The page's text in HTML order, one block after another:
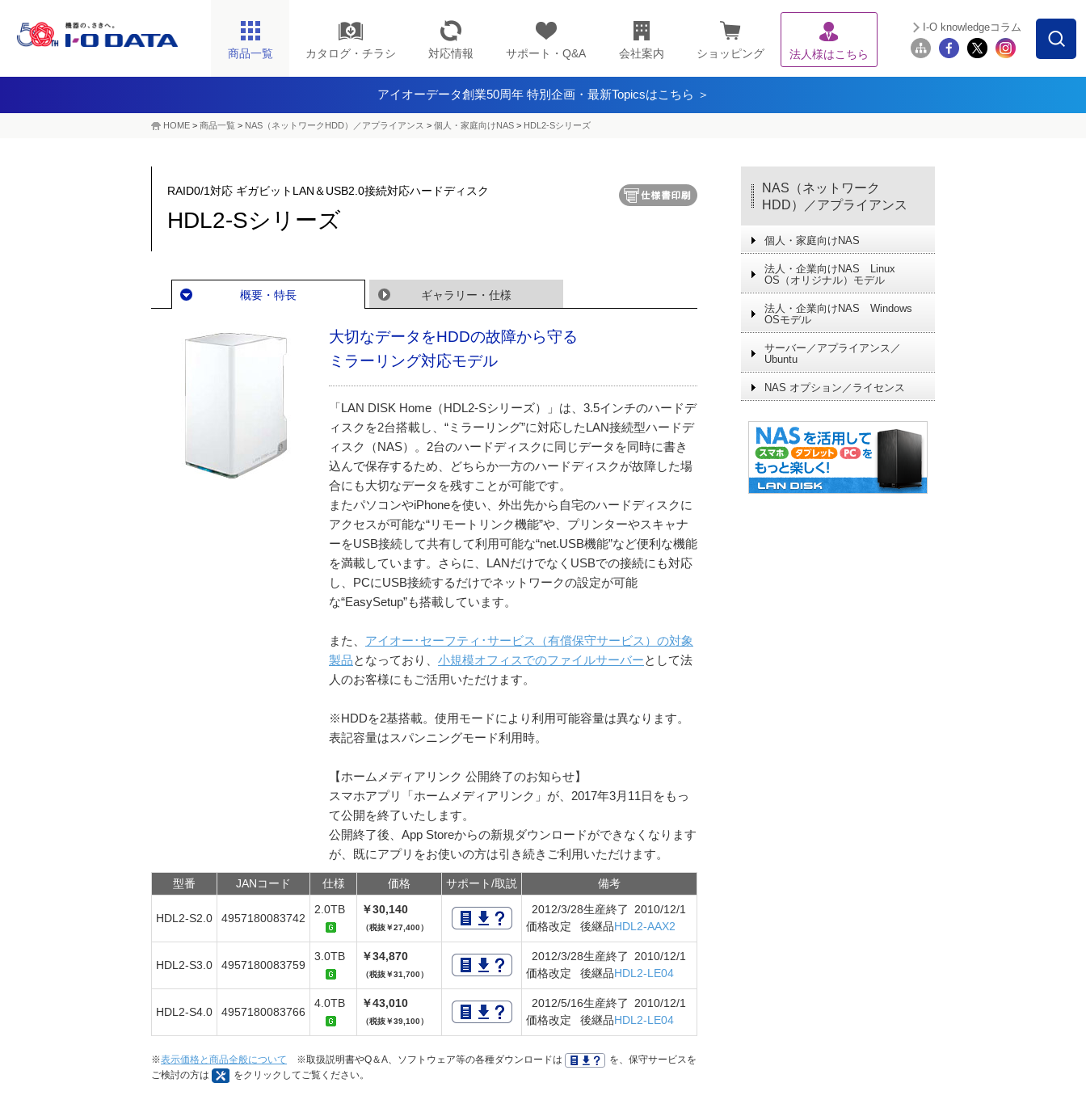
商品一覧 カタログ・チラシ 対応情報 サポート・Q&A 会社案内 ショッピング 法人様はこちら
I-O knowledgeコラム
アイオーデータ創業50周年 特別企画・最新Topicsはこちら ＞
HOME > 商品一覧 > NAS（ネットワークHDD）／アプライアンス​ > 個人・家庭向けNAS > HDL2-Sシリーズ
RAID0/1対応 ギガビットLAN＆USB2.0接続対応ハードディスク
HDL2-Sシリーズ
概要・特長 ギャラリー・仕様
大切なデータをHDDの故障から守る
ミラーリング対応モデル
「LAN DISK Home（HDL2-Sシリーズ）」は、3.5インチのハードデ
ィスクを2台搭載し、“ミラーリング”に対応したLAN接続型ハードデ
ィスク（NAS）。2台のハードディスクに同じデータを同時に書き
込んで保存するため、どちらか一方のハードディスクが故障した場
合にも大切なデータを残すことが可能です。
またパソコンやiPhoneを使い、外出先から自宅のハードディスクに
アクセスが可能な“リモートリンク機能”や、プリンターやスキャナ
ーをUSB接続して共有して利用可能な“net.USB機能”など便利な機能
を満載しています。さらに、LANだけでなくUSBでの接続にも対応
し、PCにUSB接続するだけでネットワークの設定が可能
な“EasySetup”も搭載しています。
また、 アイオー･セーフティ･サービス（有償保守サービス）の対象
製品となっており、 小規模オフィスでのファイルサーバーとして法
人のお客様にもご活用いただけます。
※HDDを2基搭載。使用モードにより利用可能容量は異なります。
表記容量はスパンニングモード利用時。
【ホームメディアリンク 公開終了のお知らせ】
スマホアプリ「ホームメディアリンク」が、2017年3月11日をもっ
て公開を終了いたします。
公開終了後、App Storeからの新規ダウンロードができなくなります
が、既にアプリをお使いの方は引き続きご利用いただけます。
型番 JANコード 仕様 価格 サポート/取説 備考
HDL2-S2.0 4957180083742
2.0TB ￥30,140
（税抜￥27,400）
2012/3/28生産終了 2010/12/1
価格改定 後継品HDL2-AAX2
HDL2-S3.0 4957180083759
3.0TB ￥34,870
（税抜￥31,700）
2012/3/28生産終了 2010/12/1
価格改定 後継品HDL2-LE04
HDL2-S4.0 4957180083766
4.0TB ￥43,010
（税抜￥39,100）
2012/5/16生産終了 2010/12/1
価格改定 後継品HDL2-LE04
※表示価格と商品全般について ※取扱説明書やQ＆A、ソフトウェア等の各種ダウンロードは
を、保守サービスを
ご検討の方は
をクリックしてご覧ください。
NAS（ネットワーク
HDD）／アプライアンス
個人・家庭向けNAS
法人・企業向けNAS Linux
OS（オリジナル）モデル
法人・企業向けNAS Windows
OSモデル
サーバー／アプライアンス／
Ubuntu
NAS オプション／ライセンス